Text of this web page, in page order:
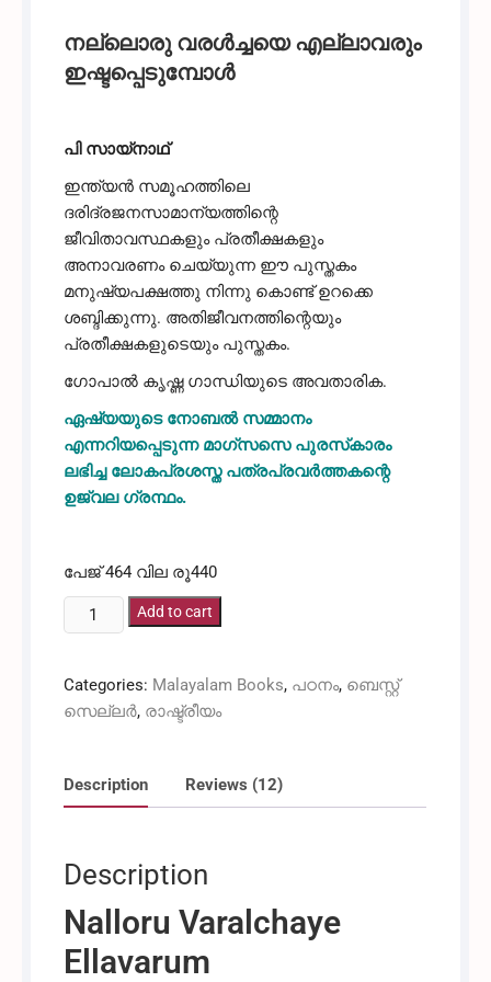
നല്ലൊരു വരൾച്ചയെ എല്ലാവരും
ഇഷ്ടപ്പെടുമ്പോൾ
പി സായ്‌നാഥ്
ഇന്ത്യൻ സമൂഹത്തിലെ
ദരിദ്രജനസാമാന്യത്തിന്റെ
ജീവിതാവസ്ഥകളും പ്രതീക്ഷകളും
അനാവരണം ചെയ്യുന്ന ഈ പുസ്തകം
മനുഷ്യപക്ഷത്തു നിന്നു കൊണ്ട് ഉറക്കെ
ശബ്ദിക്കുന്നു. അതിജീവനത്തിന്റെയും
പ്രതീക്ഷകളുടെയും പുസ്തകം.
ഗോപാൽ കൃഷ്ണ ഗാന്ധിയുടെ അവതാരിക.
ഏഷ്യയുടെ നോബൽ സമ്മാനം
എന്നറിയപ്പെടുന്ന മാഗ്‌സസെ പുരസ്‌കാരം
ലഭിച്ച ലോകപ്രശസ്ത പത്രപ്രവർത്തകന്റെ
ഉജ്വല ഗ്രന്ഥം.
പേജ് 464 വില രൂ440
നല്ലൊരു
വരൾച്ചയെ
ഇഷ്ടപ്പെടുമ്പോൾ
-
quantity
Add to cart
Categories: Malayalam Books, പഠനം, ബെസ്റ്റ്
സെല്ലർ, രാഷ്ട്രീയം
Description Reviews (12)
Description
Nalloru Varalchaye
Ellavarum